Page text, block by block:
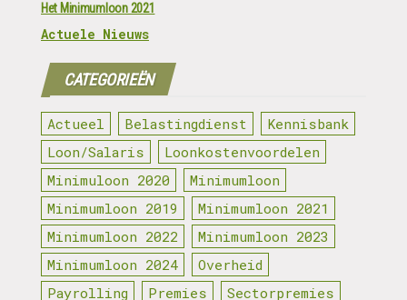
Het Minimumloon 2021
Actuele Nieuws
CATEGORIEËN
Actueel Belastingdienst
Kennisbank
Loon/Salaris
Loonkostenvoordelen
Minimuloon 2020
Minimumloon
Minimumloon 2019
Minimumloon 2021
Minimumloon 2022
Minimumloon 2023
Minimumloon 2024
Overheid
Payrolling
Premies
Sectorpremies